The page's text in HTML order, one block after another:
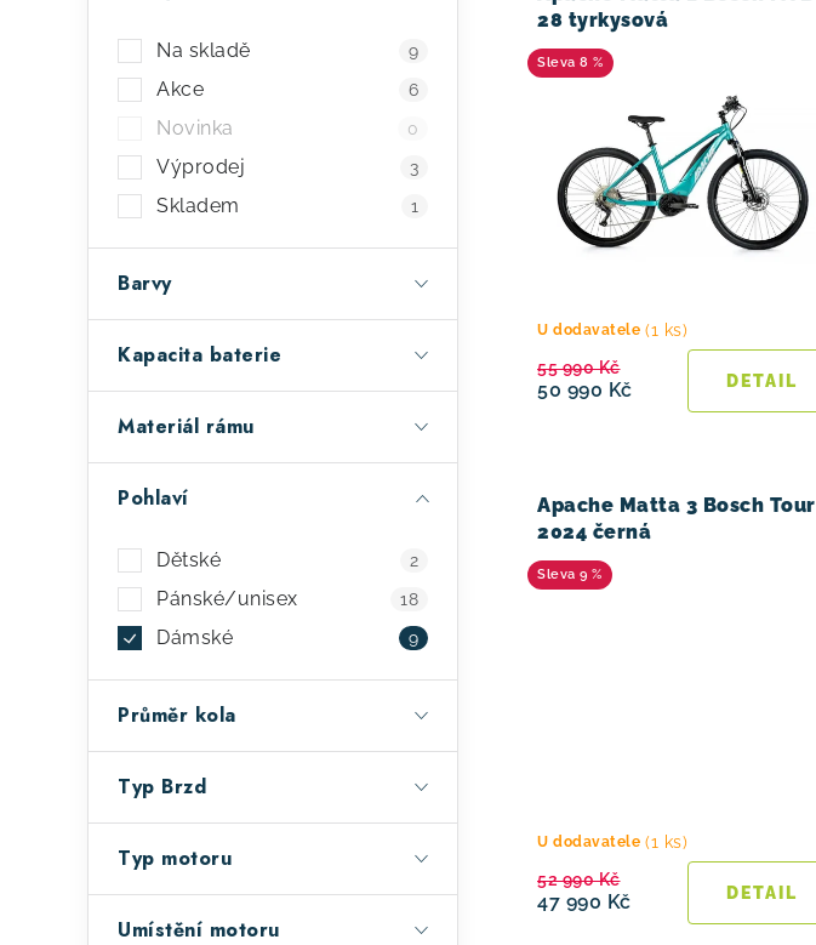
a
n
l
Na skladě 9
Akce 6
Novinka 0
Výprodej 3
Skladem 1
Barvy
Kapacita baterie
Materiál rámu
Pohlaví
Dětské 2
Pánské/unisex 18
Dámské 9
Průměr kola
Typ Brzd
Typ motoru
Umístění motoru
e
í
p
r
u
ý
p
o
d
u
ů
28 tyrkysová
8 %
U dodavatele (1 ks)
50 990 Kč
55 990 Kč
Apache Matta 3 Bosch Tour
2024 černá
9 %
U dodavatele (1 ks)
47 990 Kč
52 990 Kč